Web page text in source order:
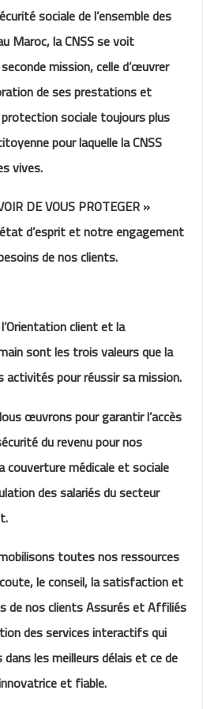
sociale de l’ensemble des
Maroc, la CNSS se voit
mission, celle d’œuvrer
de ses prestations et
sociale toujours plus
pour laquelle la CNSS
vives.
DE VOUS PROTEGER »
d’esprit et notre engagement
de nos clients.
client et la
sont les trois valeurs que la
activités pour réussir sa mission.
œuvrons pour garantir l’accès
du revenu pour nos
couverture médicale et sociale
des salariés du secteur
toutes nos ressources
le conseil, la satisfaction et
de nos clients Assurés et Affiliés
des services interactifs qui
les meilleurs délais et ce de
et fiable.